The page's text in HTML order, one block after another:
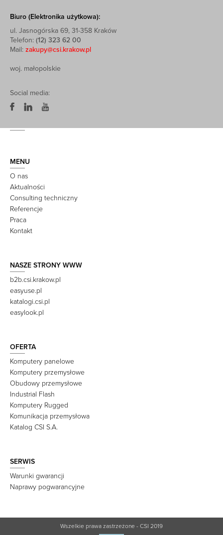
Biuro (Elektronika użytkowa):
ul. Jasnogórska 69, 31-358 Kraków
Telefon: (12) 323 62 00
Mail: zakupy@csi.krakow.pl
woj. małopolskie
Social media:
MENU
O nas
Aktualności
Consulting techniczny
Referencje
Praca
Kontakt
NASZE STRONY WWW
b2b.csi.krakow.pl
easyuse.pl
katalogi.csi.pl
easylook.pl
OFERTA
Komputery panelowe
Komputery przemysłowe
Obudowy przemysłowe
Industrial Flash
Komputery Rugged
Komunikacja przemysłowa
Katalog CSI S.A.
SERWIS
Warunki gwarancji
Naprawy pogwarancyjne
Wszelkie prawa zastrzeżone - CSI 2019